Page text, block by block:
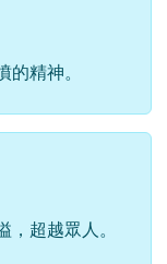
精神。
超越眾人。